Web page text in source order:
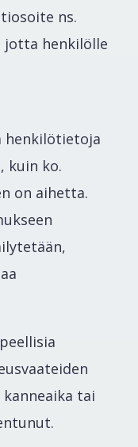
ns.
henkilölle
henkilötietoja
kuin ko.
on aihetta.
tai